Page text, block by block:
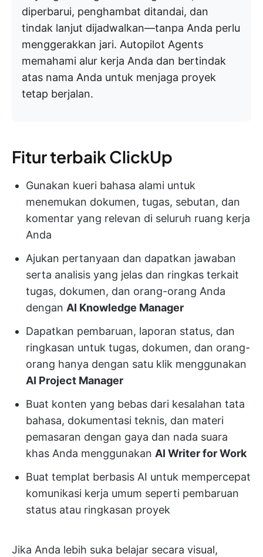
diperbarui, penghambat ditandai, dan
tindak lanjut dijadwalkan—tanpa Anda perlu
menggerakkan jari. Autopilot Agents
memahami alur kerja Anda dan bertindak
atas nama Anda untuk menjaga proyek
tetap berjalan.
Fitur terbaik ClickUp
Gunakan kueri bahasa alami untuk
menemukan dokumen, tugas, sebutan, dan
komentar yang relevan di seluruh ruang kerja
Anda
Ajukan pertanyaan dan dapatkan jawaban
serta analisis yang jelas dan ringkas terkait
tugas, dokumen, dan orang-orang Anda
dengan AI Knowledge Manager
Dapatkan pembaruan, laporan status, dan
ringkasan untuk tugas, dokumen, dan orang-
orang hanya dengan satu klik menggunakan
AI Project Manager
Buat konten yang bebas dari kesalahan tata
bahasa, dokumentasi teknis, dan materi
pemasaran dengan gaya dan nada suara
khas Anda menggunakan AI Writer for Work
Buat templat berbasis AI untuk mempercepat
komunikasi kerja umum seperti pembaruan
status atau ringkasan proyek
Jika Anda lebih suka belajar secara visual,